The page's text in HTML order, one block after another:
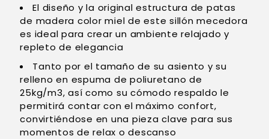
El diseño y la original estructura de patas
de madera color miel de este sillón mecedora
es ideal para crear un ambiente relajado y
repleto de elegancia
Tanto por el tamaño de su asiento y su
relleno en espuma de poliuretano de
25kg/m3, así como su cómodo respaldo le
permitirá contar con el máximo confort,
convirtiéndose en una pieza clave para sus
momentos de relax o descanso